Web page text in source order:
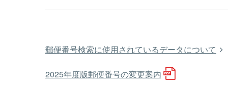
郵便番号検索に使用されているデータについて
2025年度版郵便番号の変更案内